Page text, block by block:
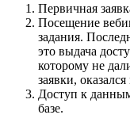
Первичная
Посещение
задания.
это выдача
которому не
заявки,
Доступ к
базе.